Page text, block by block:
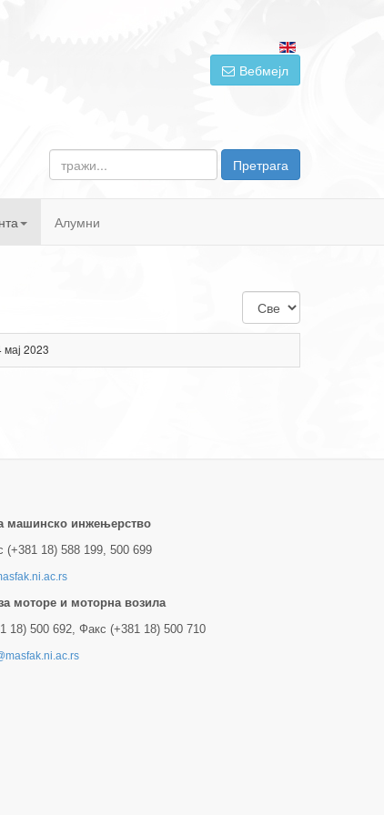
Вебмејл
Претрага
Алумни
Приказ
#
мај 2023
машинско инжењерство
(+381 18) 588 199, 500 699
моторе и моторна возила
18) 500 692, Факс (+381 18) 500 710